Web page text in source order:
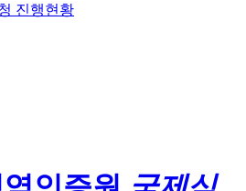
진행현황